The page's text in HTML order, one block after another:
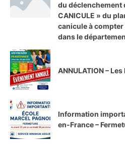
du déclenchement
CANICULE » du
canicule à
dans le
ANNULATION –
Information
en-France –